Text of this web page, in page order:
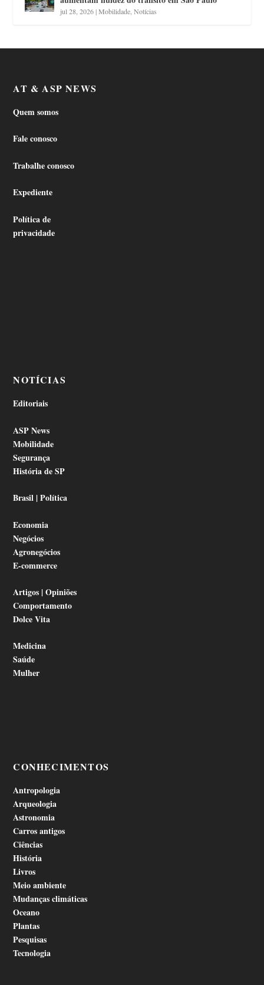
jul 28, 2026|Mobilidade ,Notícias
AT & ASP NEWS
Quem somos
Fale conosco
Trabalhe conosco
Expediente
Política de
privacidade
NOTÍCIAS
Editoriais
ASP News
Mobilidade
Segurança
História de SP
Brasil | Política
Economia
Negócios
Agronegócios
E-commerce
Artigos | Opiniões
Comportamento
Dolce Vita
Medicina
Saúde
Mulher
CONHECIMENTOS
Antropologia
Arqueologia
Astronomia
Carros antigos
Ciências
História
Livros
Meio ambiente
Mudanças climáticas
Oceano
Plantas
Pesquisas
Tecnologia